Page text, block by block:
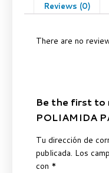
Reviews (0)
There are no
Be the first to
POLIAMIDA
Tu dirección de
publicada. Los
con *